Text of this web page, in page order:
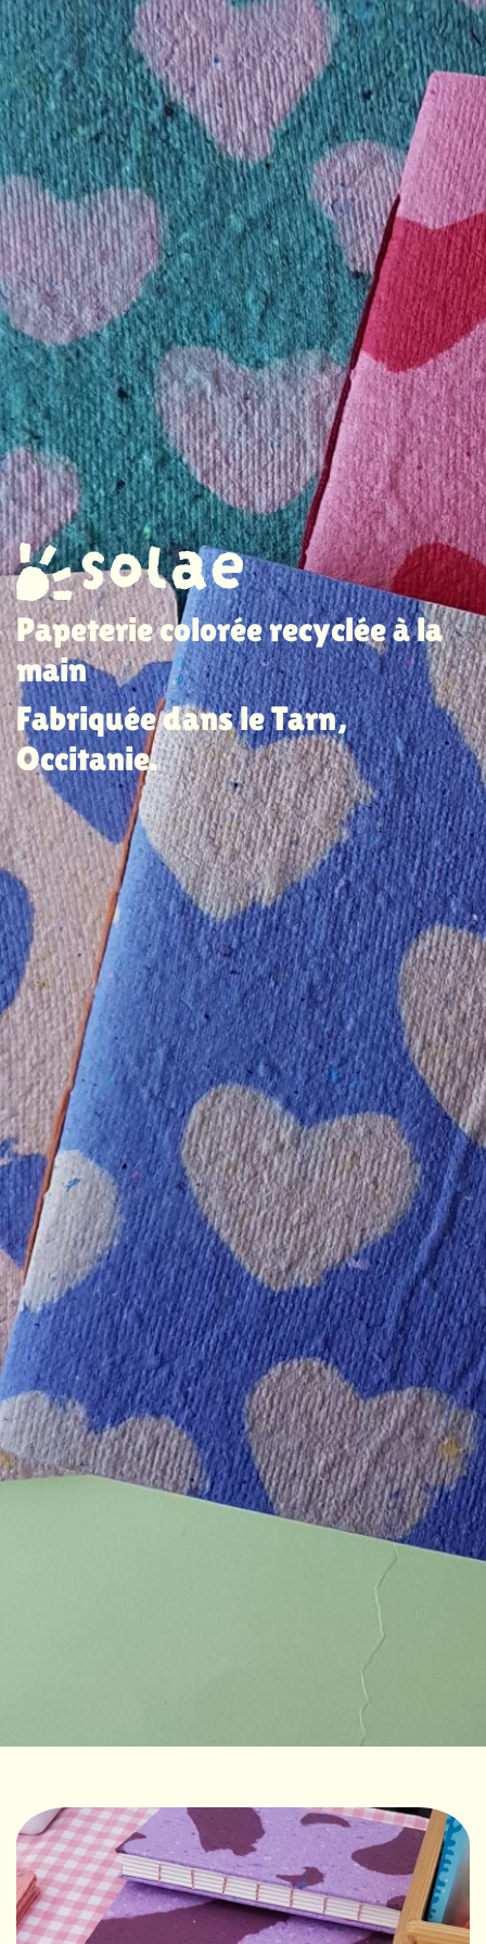
Papeterie colorée recyclée à la
main
Fabriquée dans le Tarn,
Occitanie.